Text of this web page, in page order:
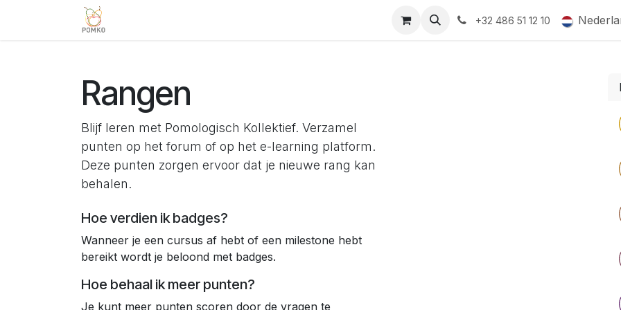
Overslaan naar inhoud
QR-labels Leifruit Subsidiedossiers
+32 486 51 12 10
Rangen
Blijf leren met Pomologisch Kollektief. Verzamel
punten op het forum of op het e-learning platform.
Deze punten zorgen ervoor dat je nieuwe rang kan
behalen.
Hoe verdien ik badges?
Wanneer je een cursus af hebt of een milestone hebt
bereikt wordt je beloond met badges.
Hoe behaal ik meer punten?
Je kunt meer punten scoren door de vragen te